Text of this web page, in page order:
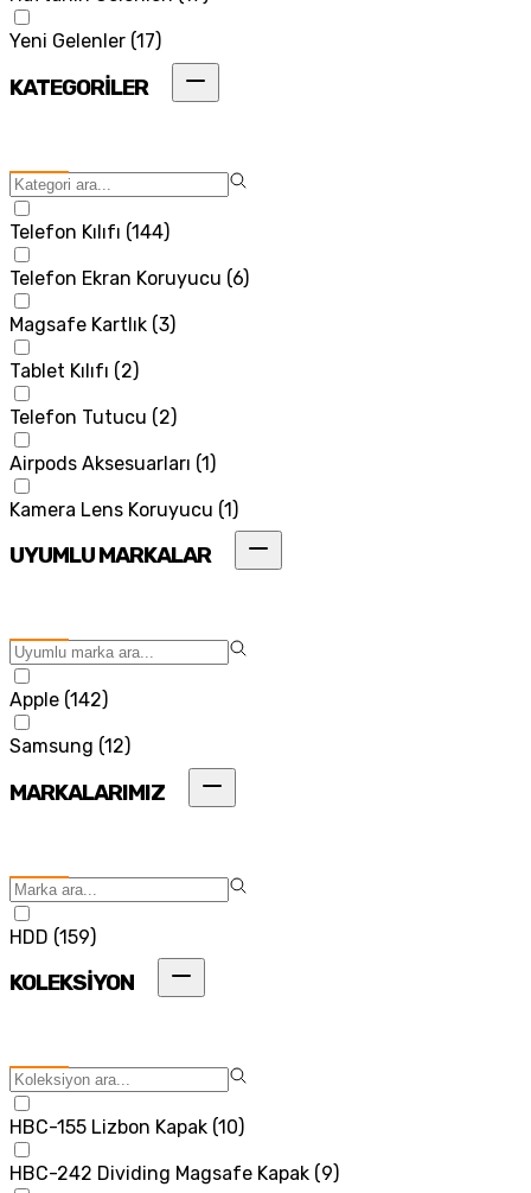
Yeni Gelenler (17)
KATEGORİLER
Telefon Kılıfı (144)
Telefon Ekran Koruyucu (6)
Magsafe Kartlık (3)
Tablet Kılıfı (2)
Telefon Tutucu (2)
Airpods Aksesuarları (1)
Kamera Lens Koruyucu (1)
UYUMLU MARKALAR
Apple (142)
Samsung (12)
MARKALARIMIZ
HDD (159)
KOLEKSİYON
HBC-155 Lizbon Kapak (10)
HBC-242 Dividing Magsafe Kapak (9)